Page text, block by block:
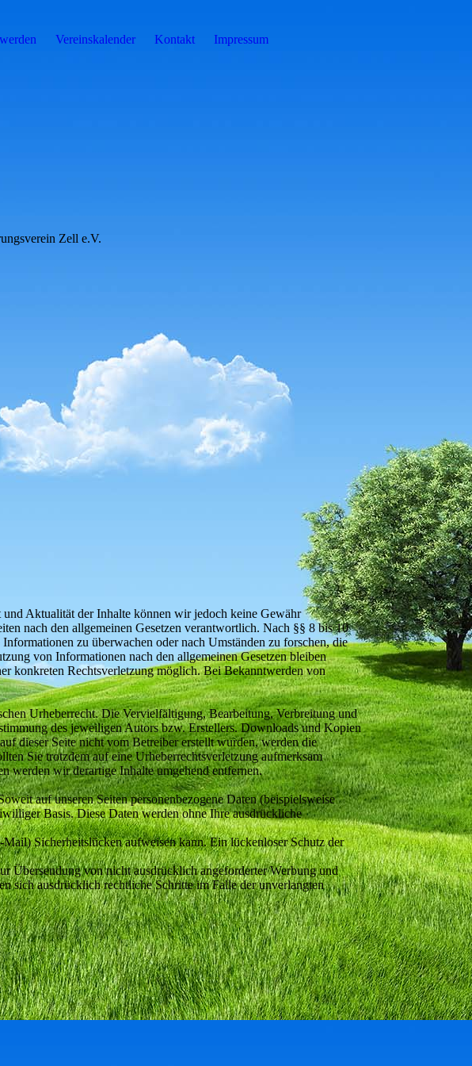
Vereinskalender Kontakt Impressum
Zell e.V.
Aktualität der Inhalte können wir jedoch keine Gewähr
nach den allgemeinen Gesetzen verantwortlich. Nach §§ 8 bis 10
zu überwachen oder nach Umständen zu forschen, die
von Informationen nach den allgemeinen Gesetzen bleiben
konkreten Rechtsverletzung möglich. Bei Bekanntwerden von
Urheberrecht. Die Vervielfältigung, Bearbeitung, Verbreitung und
des jeweiligen Autors bzw. Erstellers. Downloads und Kopien
dieser Seite nicht vom Betreiber erstellt wurden, werden die
Sie trotzdem auf eine Urheberrechtsverletzung aufmerksam
werden wir derartige Inhalte umgehend entfernen.
auf unseren Seiten personenbezogene Daten (beispielsweise
Basis. Diese Daten werden ohne Ihre ausdrückliche
Sicherheitslücken aufweisen kann. Ein lückenloser Schutz der
Übersendung von nicht ausdrücklich angeforderter Werbung und
sich ausdrücklich rechtliche Schritte im Falle der unverlangten